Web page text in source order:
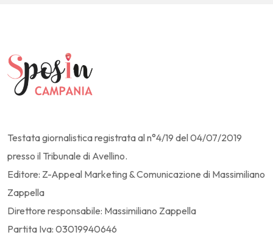
Testata giornalistica registrata al n°4/19 del 04/07/2019
presso il Tribunale di Avellino.
Editore: Z-Appeal Marketing & Comunicazione di Massimiliano
Zappella
Direttore responsabile: Massimiliano Zappella
Partita Iva: 03019940646